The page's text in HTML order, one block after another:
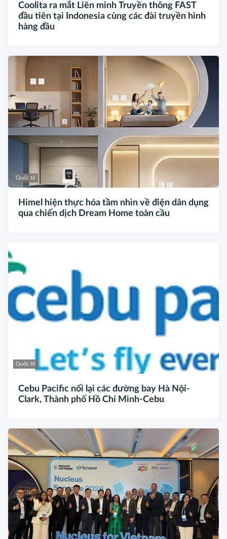
Coolita ra mắt Liên minh Truyền thông FAST
đầu tiên tại Indonesia cùng các đài truyền hình
hàng đầu
Quốc tế
Himel hiện thực hóa tầm nhìn về điện dân dụng
qua chiến dịch Dream Home toàn cầu
Quốc tế
Cebu Pacific nối lại các đường bay Hà Nội-
Clark, Thành phố Hồ Chí Minh-Cebu